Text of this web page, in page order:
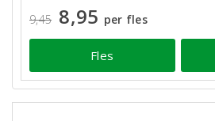
9,45 8,95 per fles
Fles